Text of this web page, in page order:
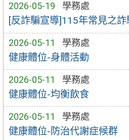
2026-05-19 學務處
[反詐騙宣導]115年常見之詐
2026-05-11 學務處
健康體位-身體活動
2026-05-11 學務處
健康體位-均衡飲食
2026-05-11 學務處
健康體位-防治代謝症候群